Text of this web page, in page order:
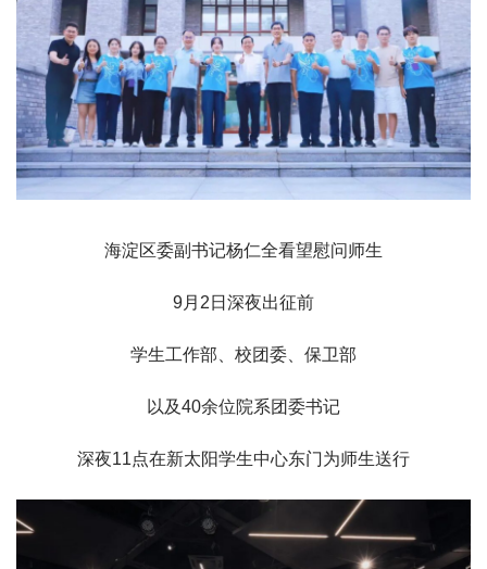
海淀区委副书记杨仁全看望慰问师生
9月2日深夜出征前
学生工作部、校团委、保卫部
以及40余位院系团委书记
深夜11点在新太阳学生中心东门为师生送行